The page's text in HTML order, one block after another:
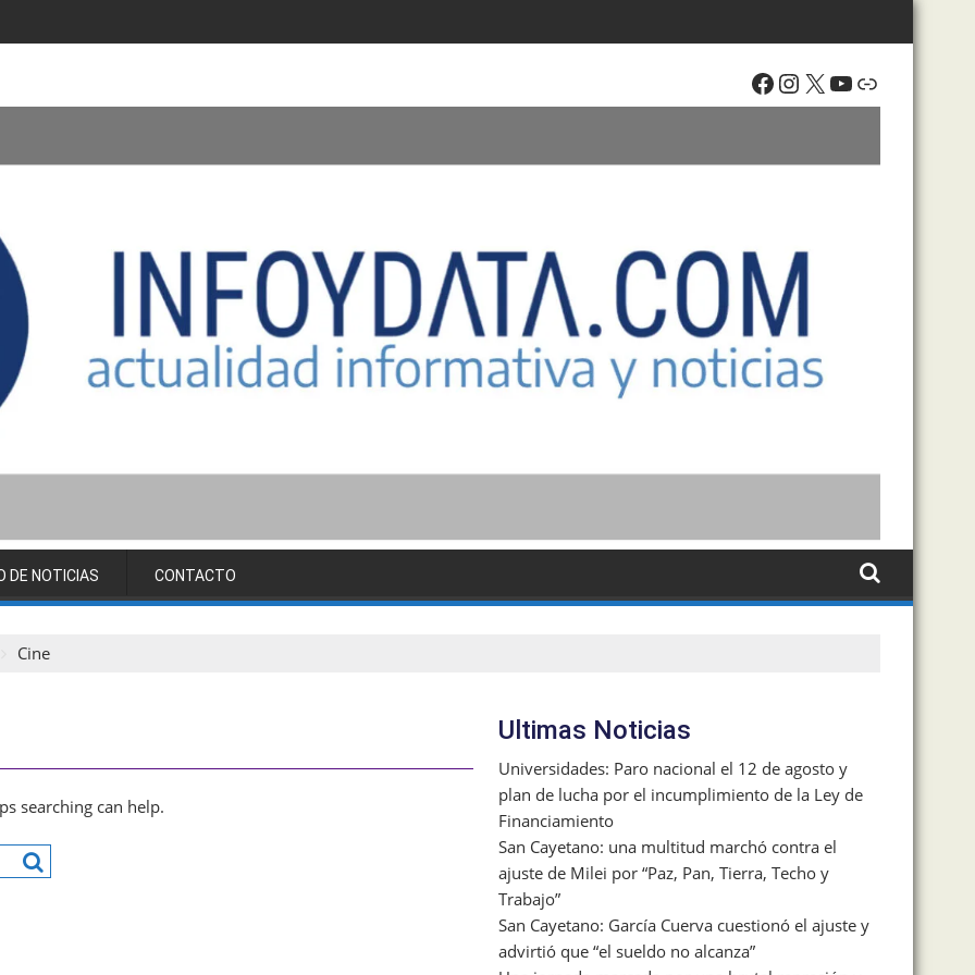
Facebook
Instagram
X YouTube
Enlace
DE NOTICIAS CONTACTO
Cine
searching can help.
Ultimas Noticias
Universidades: Paro nacional el 12 de agosto y
plan de lucha por el incumplimiento de la Ley de
Financiamiento
San Cayetano: una multitud marchó contra el
ajuste de Milei por “Paz, Pan, Tierra, Techo y
Trabajo”
San Cayetano: García Cuerva cuestionó el ajuste y
advirtió que “el sueldo no alcanza”